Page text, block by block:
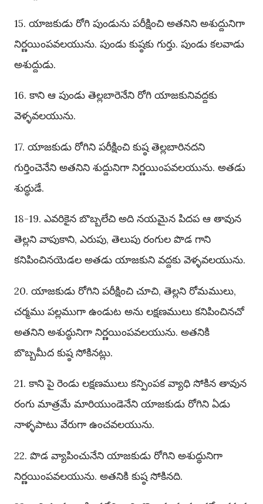
15. యాజకుడు రోగి పుండును పరీక్షించి అతనిని అశుద్దునిగా
నిర్ణయింపవలయును. పుండు కుష్ఠకు గుర్తు. పుండు కలవాడు
అశుద్దుడు.
16. కాని ఆ పుండు తెల్లబారెనేని రోగి యాజకునివద్దకు
వెళ్ళవలయును.
17. యాజకుడు రోగిని పరీక్షించి కుష్ఠ తెల్లబారినదని
గుర్తించెనేని అతనిని శుద్దునిగా నిర్ణయింపవలయును. అతడు
శుద్ధుడే.
18-19. ఎవరికైన బొబ్బలేచి అది నయమైన పిదప ఆ తావున
తెల్లని వాపుకాని, ఎరుపు, తెలుపు రంగుల పొడ గాని
కనిపించినయెడల అతడు యాజకుని వద్దకు వెళ్ళవలయును.
20. యాజకుడు రోగిని పరీక్షించి చూచి, తెల్లని రోమములు,
చర్మము పల్లముగా ఉండుట అను లక్షణములు కనిపించినచో
అతనిని అశుద్ధునిగా నిర్ణయింపవలయును. అతనికి
బొబ్బమీద కుష్ఠ సోకినట్లు.
21. కాని పై రెండు లక్షణములు కన్పింపక వ్యాధి సోకిన తావున
రంగు మాత్రమే మారియుండెనేని యాజకుడు రోగిని ఏడు
నాళ్ళపాటు వేరుగా ఉంచవలయును.
22. పొడ వ్యాపించునేని యాజకుడు రోగిని అశుద్ధునిగా
నిర్ణయింపవలయును. అతనికి కుష్ఠ సోకినది.